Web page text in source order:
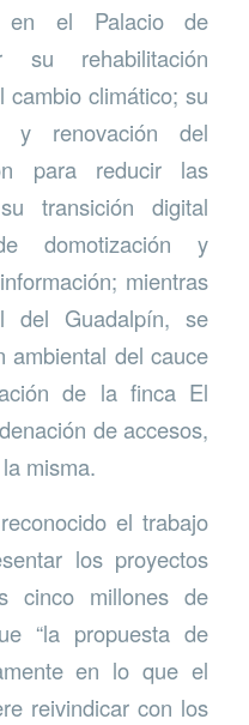
en el Palacio de
su rehabilitación
cambio climático; su
y renovación del
para reducir las
transición digital
domotización y
mientras
del Guadalpín, se
ambiental del cauce
de la finca El
de accesos,
misma.
el trabajo
los proyectos
cinco millones de
“la propuesta de
en lo que el
reivindicar con los